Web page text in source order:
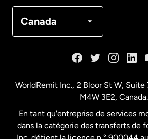
Canada
Français
WorldRemit Inc., 2 Bloor St W, Suite
M4W 3E2, Canada.
En tant qu'entreprise de services
dans la catégorie des transferts de